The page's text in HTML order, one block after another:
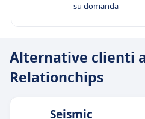
su domanda
Alternative clienti
Relationchips
Seismic